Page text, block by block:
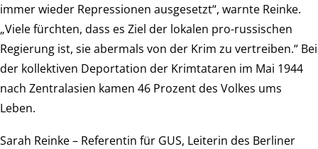
immer wieder Repressionen ausgesetzt“, warnte Reinke.
„Viele fürchten, dass es Ziel der lokalen pro-russischen
Regierung ist, sie abermals von der Krim zu vertreiben.“ Bei
der kollektiven Deportation der Krimtataren im Mai 1944
nach Zentralasien kamen 46 Prozent des Volkes ums
Leben.
Sarah Reinke – Referentin für GUS, Leiterin des Berliner